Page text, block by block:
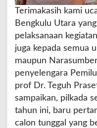
l
i
s
a
Terimakasih kami
Bengkulu Utara
pelaksanaan
juga kepada semua
maupun
penyelengara
prof Dr. Teguh
sampaikan, pilkada
tahun ini, baru
calon tunggal yang